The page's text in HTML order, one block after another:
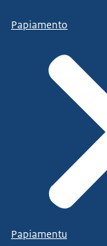
Papiamento
Papiamentu